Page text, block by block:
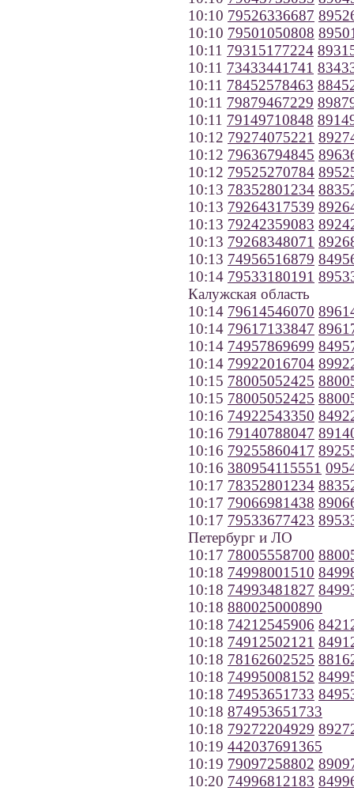
10:10 79526336687
10:10 79501050808
10:11 79315177224
10:11 73433441741
10:11 78452578463
10:11 79879467229
10:11 79149710848
10:12 79274075221
10:12 79636794845
10:12 79525270784
10:13 78352801234
10:13 79264317539
10:13 79242359083
10:13 79268348071
10:13 74956516879
10:14 79533180191
Калужская область
10:14 79614546070
10:14 79617133847
10:14 74957869699
10:14 79922016704
10:15 78005052425
10:15 78005052425
10:16 74922543350
10:16 79140788047
10:16 79255860417
10:16 380954115551
10:17 78352801234
10:17 79066981438
10:17 79533677423
Петербург и ЛО
10:17 78005558700
10:18 74998001510
10:18 74993481827
10:18 880025000890
10:18 74212545906
10:18 74912502121
10:18 78162602525
10:18 74995008152
10:18 74953651733
10:18 874953651733
10:18 79272204929
10:19 442037691365
10:19 79097258802
10:20 74996812183